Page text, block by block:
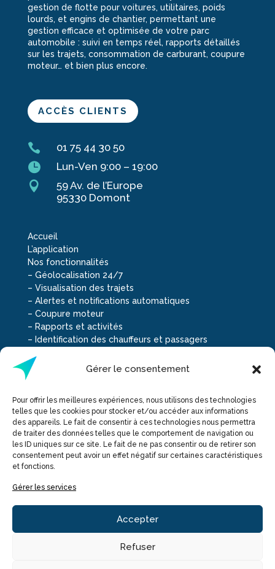
Gérer le consentement
Pour offrir les meilleures expériences, nous utilisons des technologies
telles que les cookies pour stocker et/ou accéder aux informations
des appareils. Le fait de consentir à ces technologies nous permettra
de traiter des données telles que le comportement de navigation ou
les ID uniques sur ce site. Le fait de ne pas consentir ou de retirer son
consentement peut avoir un effet négatif sur certaines caractéristiques
et fonctions.
Gérer les services
Accepter
Refuser
gestion de flotte pour voitures, utilitaires, poids
lourds, et engins de chantier, permettant une
gestion efficace et optimisée de votre parc
automobile : suivi en temps réel, rapports détaillés
sur les trajets, consommation de carburant, coupure
moteur… et bien plus encore.
ACCÈS CLIENTS
 01 75 44 30 50
 Lun-Ven 9:00 – 19:00

59 Av. de l’Europe
95330 Domont
Accueil
L’application
Nos fonctionnalités
– Géolocalisation 24/7
– Visualisation des trajets
– Alertes et notifications automatiques
– Coupure moteur
– Rapports et activités
– Identification des chauffeurs et passagers
– Gestion chronotachygraphe
Types de véhicules
–Poids lourds et remorques
– Engins
Dashcam
Autopartage
Logistique
A propos
Ressources
Contact / devis
Demander une démo
Teksat | Tous droits réservés